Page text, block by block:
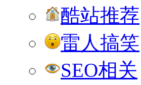
酷站推荐
雷人搞笑
SEO相关